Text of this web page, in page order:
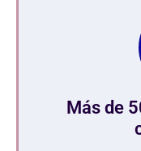
Más de